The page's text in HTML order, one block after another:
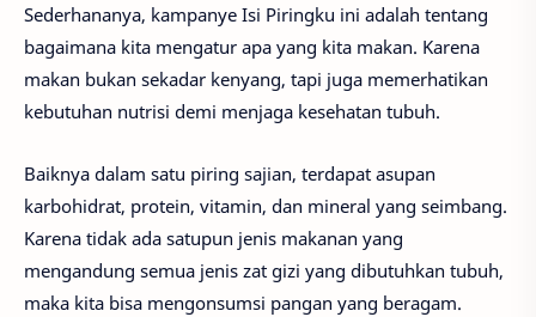
Sederhananya, kampanye Isi Piringku ini adalah tentang
bagaimana kita mengatur apa yang kita makan. Karena
makan bukan sekadar kenyang, tapi juga memerhatikan
kebutuhan nutrisi demi menjaga kesehatan tubuh.
Baiknya dalam satu piring sajian, terdapat asupan
karbohidrat, protein, vitamin, dan mineral yang seimbang.
Karena tidak ada satupun jenis makanan yang
mengandung semua jenis zat gizi yang dibutuhkan tubuh,
maka kita bisa mengonsumsi pangan yang beragam.